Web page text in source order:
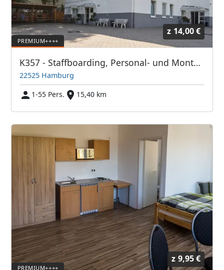
z 14,00 €
K357 - Staffboarding, Personal- und Monteurzimmer Hamburg (Vermittlung und Vermietung)
22525 Hamburg
1-55 Pers.
15,40 km
z 9,95 €